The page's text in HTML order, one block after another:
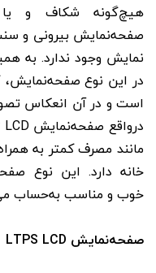
هیچ‌گونه شکاف و
صفحه‌نمایش بیرونی و
نمایش وجود ندارد. به
در این نوع
است و در آن انعکاس
مانند مصرف کمتر به
خانه دارد. این نوع
خوب و مناسب به‌حساب
صفحه‌نمایش LTPS LCD